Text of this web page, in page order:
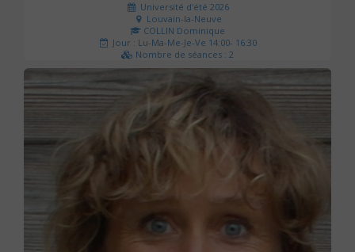
Université d'été 2026
Louvain-la-Neuve
COLLIN Dominique
Jour : Lu-Ma-Me-Je-Ve 14:00- 16:30
Nombre de séances : 2
51 €